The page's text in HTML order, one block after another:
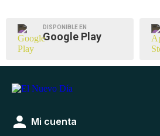
DISPONIBLE EN
Google Play
Mi cuenta